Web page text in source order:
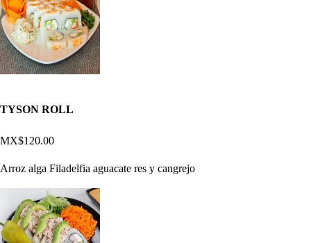
TYSON ROLL
MX$120.00
Arroz alga Filadelfia aguacate res y cangrejo